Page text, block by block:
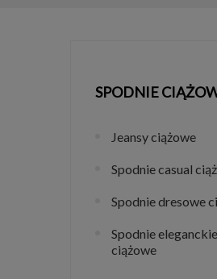
SPODNIE
Jeansy ciążowe
Spodnie casual
Spodnie dresowe
Spodnie eleganckie
ciążowe